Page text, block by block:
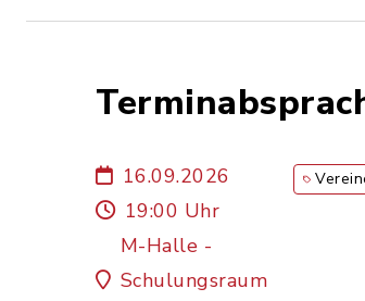
16.09.2026
19:00 Uhr
M-Halle -
Schulungsraum